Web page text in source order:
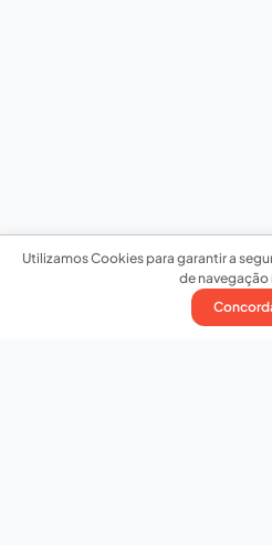
Utilizamos Cookies para garantir a
de navegação